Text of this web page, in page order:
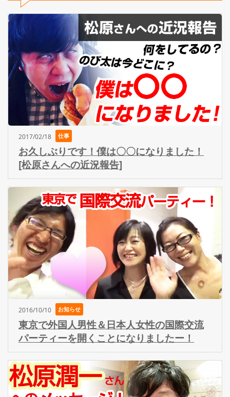
2017/02/18 仕事
お久しぶりです！僕は〇〇になりました！
[松原さんへの近況報告]
2016/10/10 お知らせ
東京で外国人男性＆日本人女性の国際交流
パーティーを開くことになりましたー！